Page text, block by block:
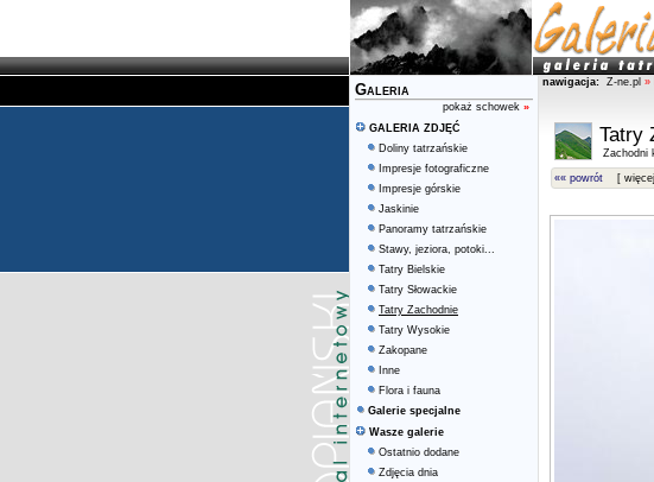
Galeria
pokaż schowek »
GALERIA ZDJĘĆ
Doliny tatrzańskie
Impresje fotograficzne
Impresje górskie
Jaskinie
Panoramy tatrzańskie
Stawy, jeziora, potoki...
Tatry Bielskie
Tatry Słowackie
Tatry Zachodnie
Tatry Wysokie
Zakopane
Inne
Flora i fauna
Galerie specjalne
Wasze galerie
Ostatnio dodane
Zdjęcia dnia
nawigacja: Z-ne.pl »
Tatry
Zachodni
«« powrót [